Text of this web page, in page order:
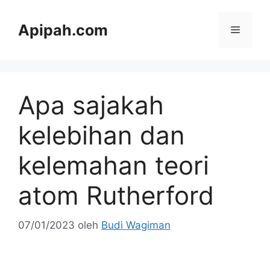
Apipah.com Menu
Apa sajakah
kelebihan dan
kelemahan teori
atom Rutherford
07/01/2023 oleh Budi Wagiman